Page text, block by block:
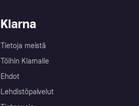
Klarna
Tietoja meistä
Töihin Klarnalle
Ehdot
Lehdistöpalvelut